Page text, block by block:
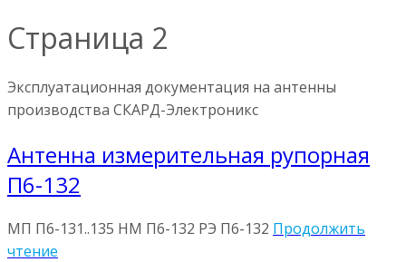
Cтраница 2
Эксплуатационная документация на антенны
производства СКАРД-Электроникс
Антенна измерительная рупорная
П6-132
МП П6-131..135 НМ П6-132 РЭ П6-132 Продолжить
чтение